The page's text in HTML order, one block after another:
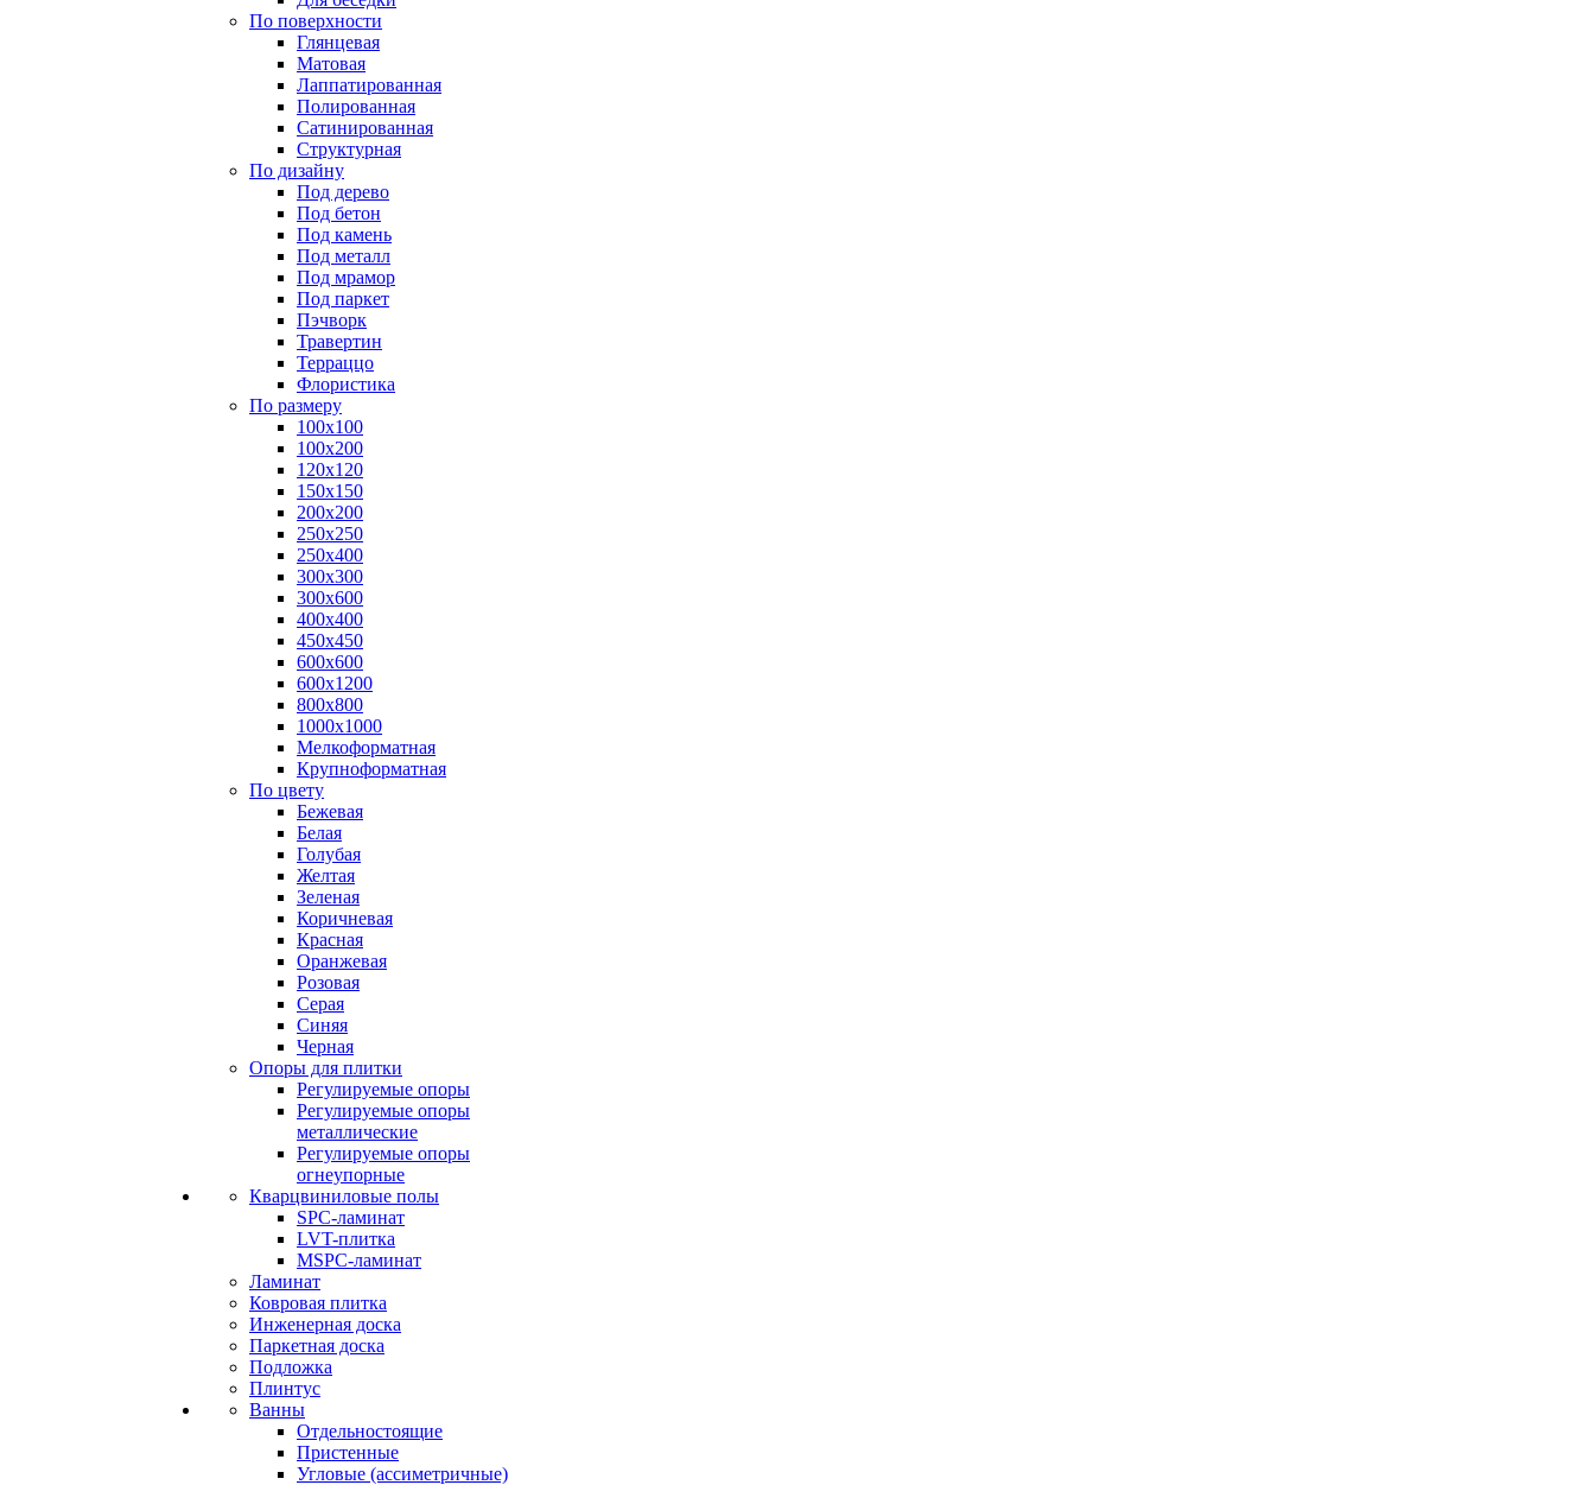
По поверхности
Глянцевая
Матовая
Лаппатированная
Полированная
Сатинированная
Структурная
По дизайну
Под дерево
Под бетон
Под камень
Под металл
Под мрамор
Под паркет
Пэчворк
Травертин
Терраццо
Флористика
По размеру
100х100
100х200
120х120
150х150
200х200
250х250
250х400
300х300
300х600
400х400
450х450
600х600
600х1200
800х800
1000х1000
Мелкоформатная
Крупноформатная
По цвету
Бежевая
Белая
Голубая
Желтая
Зеленая
Коричневая
Красная
Оранжевая
Розовая
Серая
Синяя
Черная
Опоры для плитки
Регулируемые опоры
Регулируемые опоры
металлические
Регулируемые опоры
огнеупорные
Кварцвиниловые полы
SPC-ламинат
LVT-плитка
MSPC-ламинат
Ламинат
Ковровая плитка
Инженерная доска
Паркетная доска
Подложка
Плинтус
Ванны
Отдельностоящие
Пристенные
Угловые (ассиметричные)